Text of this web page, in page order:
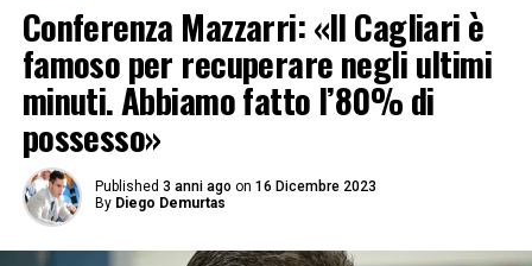
Conferenza Mazzarri: «Il Cagliari è
famoso per recuperare negli ultimi
minuti. Abbiamo fatto l’80% di
possesso»
Published 3 anni ago on 16 Dicembre 2023
By Diego Demurtas